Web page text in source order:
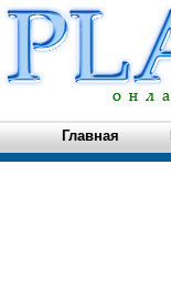
Главная